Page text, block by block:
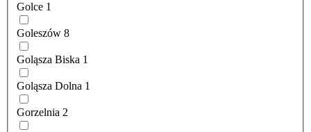
Golce 1
Goleszów 8
Goląsza Biska 1
Goląsza Dolna 1
Gorzelnia 2